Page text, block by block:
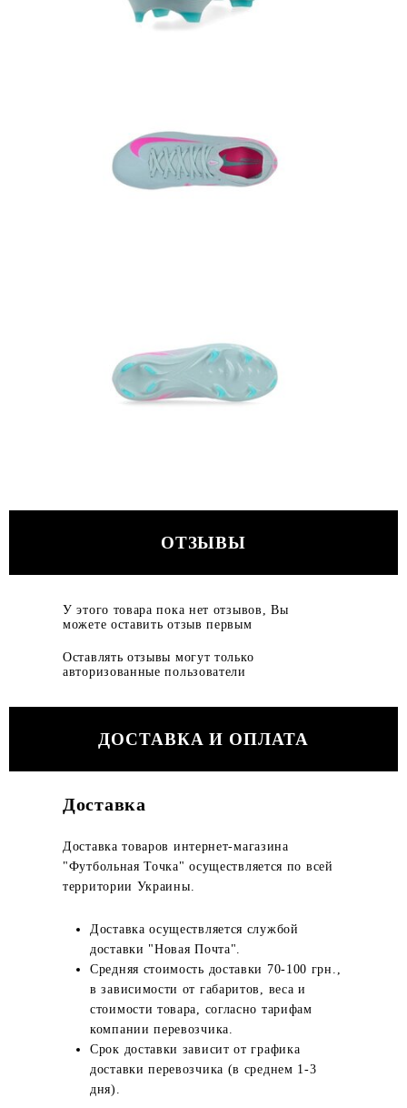
ОТЗЫВЫ
У этого товара пока нет отзывов, Вы
можете оставить отзыв первым
Оставлять отзывы могут только
авторизованные пользователи
ДОСТАВКА И ОПЛАТА
Доставка
Доставка товаров интернет-магазина
"Футбольная Точка" осуществляется по всей
территории Украины.
Доставка осуществляется службой
доставки "Новая Почта".
Средняя стоимость доставки 70-100 грн.,
в зависимости от габаритов, веса и
стоимости товара, согласно тарифам
компании перевозчика.
Срок доставки зависит от графика
доставки перевозчика (в среднем 1-3
дня).